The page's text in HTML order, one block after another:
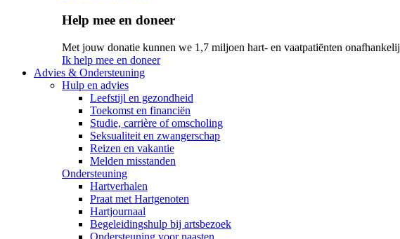
Help mee en doneer
Met jouw donatie kunnen we 1,7 miljoen hart- en vaatpatiënten
Ik help mee en doneer
Advies & Ondersteuning
Hulp en advies
Leefstijl en gezondheid
Toekomst en financiën
Studie, carrière of omscholing
Seksualiteit en zwangerschap
Reizen en vakantie
Melden misstanden
Ondersteuning
Hartverhalen
Praat met Hartgenoten
Hartjournaal
Begeleidingshulp bij artsbezoek
Ondersteuning voor naasten